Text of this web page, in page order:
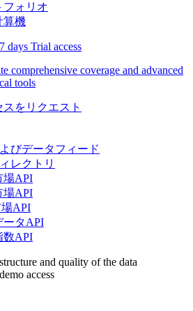
フォリオ
算機
7 days Trial access
comprehensive coverage and advanced
tools
スをリクエスト
びデータフィード
レクトリ
場API
場API
API
ータAPI
数API
and quality of the data
access